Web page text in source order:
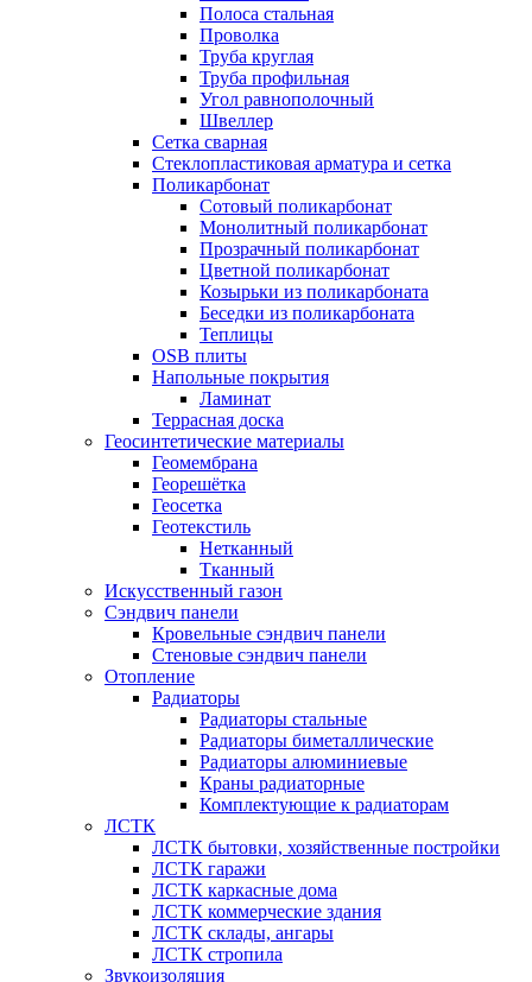
Полоса стальная
Проволка
Труба круглая
Труба профильная
Угол равнополочный
Швеллер
Сетка сварная
Стеклопластиковая арматура и сетка
Поликарбонат
Сотовый поликарбонат
Монолитный поликарбонат
Прозрачный поликарбонат
Цветной поликарбонат
Козырьки из поликарбоната
Беседки из поликарбоната
Теплицы
OSB плиты
Напольные покрытия
Ламинат
Террасная доска
Геосинтетические материалы
Геомембрана
Георешётка
Геосетка
Геотекстиль
Нетканный
Тканный
Искусственный газон
Сэндвич панели
Кровельные сэндвич панели
Стеновые сэндвич панели
Отопление
Радиаторы
Радиаторы стальные
Радиаторы биметаллические
Радиаторы алюминиевые
Краны радиаторные
Комплектующие к радиаторам
ЛСТК
ЛСТК бытовки, хозяйственные постройки
ЛСТК гаражи
ЛСТК каркасные дома
ЛСТК коммерческие здания
ЛСТК склады, ангары
ЛСТК стропила
Звукоизоляция